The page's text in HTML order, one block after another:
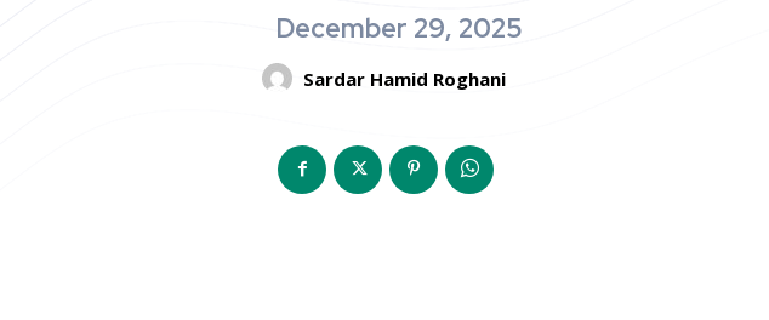
December 29, 2025
Sardar Hamid Roghani